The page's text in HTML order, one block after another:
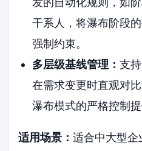
干系人，将瀑布阶段
强制约束。
多层级基线管理： 支
在需求变更时直观对
瀑布模式的严格控制提
适用场景：适合中大型企